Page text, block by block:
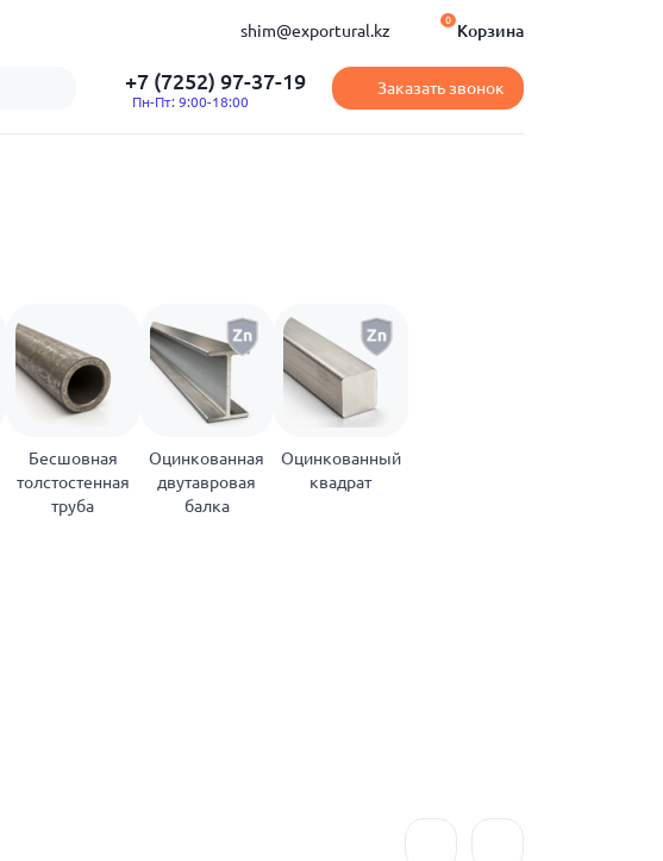
shim@exportural.kz Корзина
0
+7 (7252) 97-37-19
Пн-Пт: 9:00-18:00
Заказать звонок
Бесшовная
толстостенная
труба
Оцинкованная
двутавровая
балка
Оцинкованный
квадрат